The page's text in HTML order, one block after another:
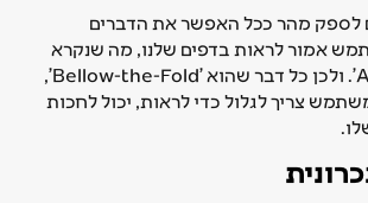
לספק מהר ככל האפשר את הדברים
אמור לראות בדפים שלנו, מה שנקרא
'Above-the-Fold'. ולכן כל דבר שהוא 'Bellow-the-Fold',
צריך לגלול כדי לראות, יכול לחכות